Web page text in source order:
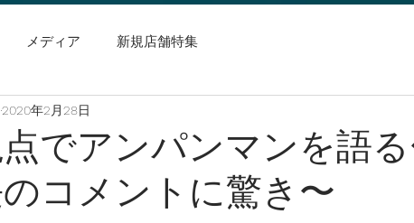
メディア 新規店舗特集
でアンパンマンを語
コメントに驚き〜
2020年2月28日